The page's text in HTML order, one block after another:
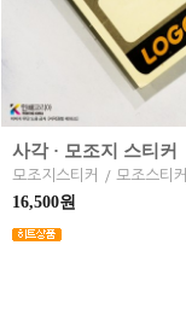
사각 · 모조지 스티커
모조지스티커 / 모조스티
16,500원